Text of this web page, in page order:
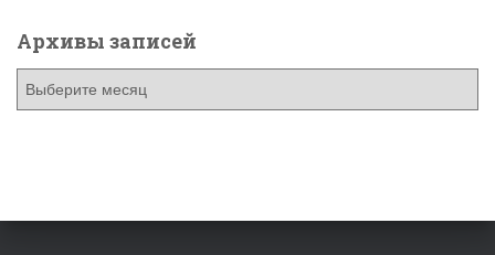
Архивы записей
з